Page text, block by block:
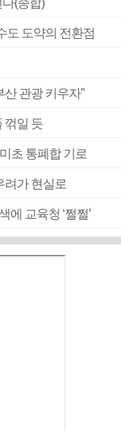
(종합)
도 도약의 전환점
산 관광 키우자”
꺾일 듯
초 통폐합 기로
려가 현실로
교육청 ‘쩔쩔’